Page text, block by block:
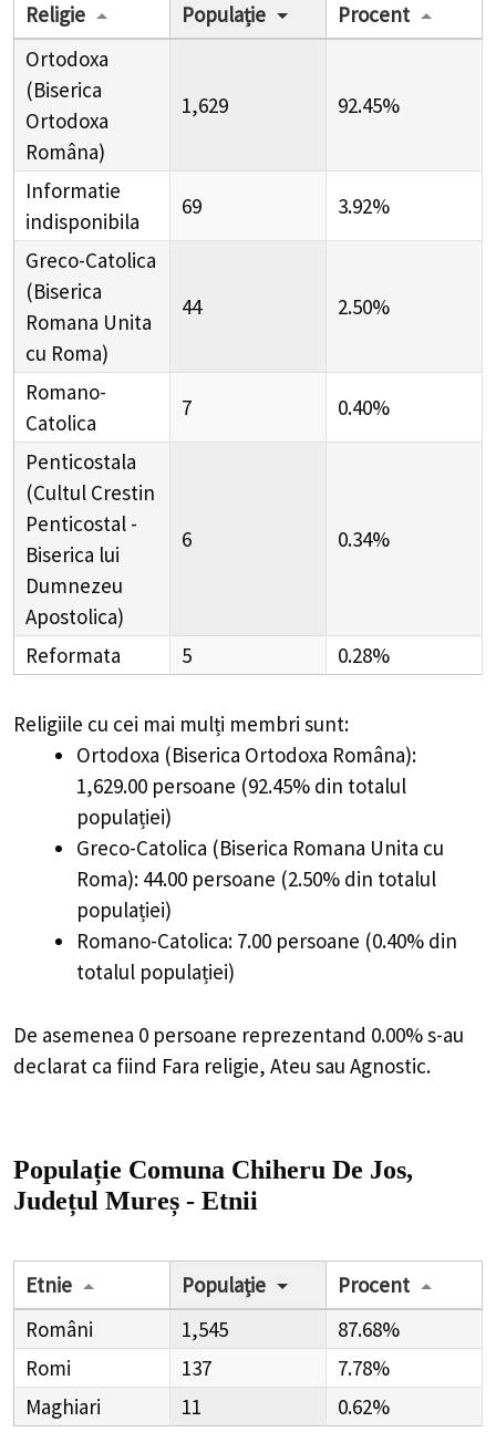
Religie Populație
Procent
Ortodoxa
(Biserica
Ortodoxa
Româna)
1,629 92.45%
Informatie
indisponibila
69 3.92%
Greco-Catolica
(Biserica
Romana Unita
cu Roma)
44 2.50%
Romano-
Catolica
7 0.40%
Penticostala
(Cultul Crestin
Penticostal -
Biserica lui
Dumnezeu
Apostolica)
6 0.34%
Reformata 5 0.28%
Religiile cu cei mai mulți membri sunt:
Ortodoxa (Biserica Ortodoxa Româna):
1,629.00 persoane (92.45% din totalul
populației)
Greco-Catolica (Biserica Romana Unita cu
Roma): 44.00 persoane (2.50% din totalul
populației)
Romano-Catolica: 7.00 persoane (0.40% din
totalul populației)
De asemenea 0 persoane reprezentand 0.00% s-au
declarat ca fiind Fara religie, Ateu sau Agnostic.
Populație Comuna Chiheru De Jos,
Județul Mureș - Etnii
Etnie Populație
Procent
Români
1,545
87.68%
Romi
137
7.78%
Maghiari
11 0.62%